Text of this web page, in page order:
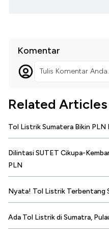
Komentar
Tulis Komentar
Related Articles
Tol Listrik Sumatera Bikin PLN
Dilintasi SUTET Cikupa-
PLN
Nyata! Tol Listrik Terbentang
Ada Tol Listrik di Sumatra,